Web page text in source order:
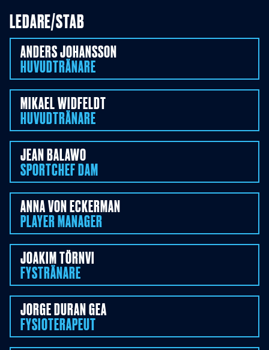
LEDARE/STAB
ANDERSJOHANSSON
HUVUDTRÄNARE
MIKAELWIDFELDT
HUVUDTRÄNARE
JEANBALAWO
SPORTCHEF DAM
ANNA VONECKERMAN
PLAYER MANAGER
JOAKIMTÖRNVI
FYSTRÄNARE
JORGE DURANGEA
FYSIOTERAPEUT